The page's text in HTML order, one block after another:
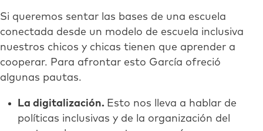
Si queremos sentar las bases de una escuela
conectada desde un modelo de escuela inclusiva
nuestros chicos y chicas tienen que aprender a
cooperar. Para afrontar esto García ofreció
algunas pautas.
La digitalización. Esto nos lleva a hablar de
políticas inclusivas y de la organización del